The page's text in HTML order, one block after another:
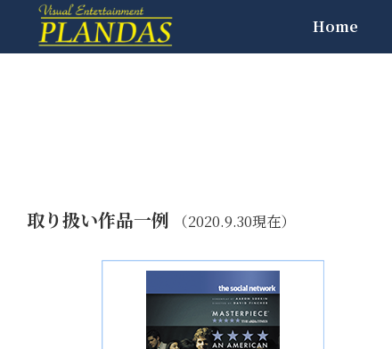
Home
取り扱い作品一例 （2020.9.30現在）